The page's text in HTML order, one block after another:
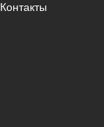
Контакты